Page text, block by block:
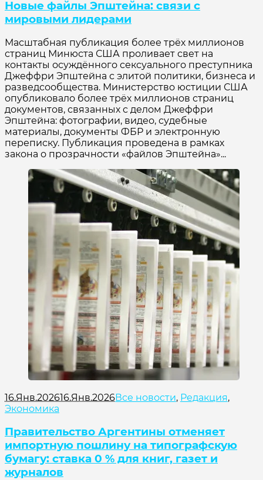
Новые файлы Эпштейна: связи с
мировыми лидерами
Масштабная публикация более трёх миллионов
страниц Минюста США проливает свет на
контакты осуждённого сексуального преступника
Джеффри Эпштейна с элитой политики, бизнеса и
разведсообщества. Министерство юстиции США
опубликовало более трёх миллионов страниц
документов, связанных с делом Джеффри
Эпштейна: фотографии, видео, судебные
материалы, документы ФБР и электронную
переписку. Публикация проведена в рамках
закона о прозрачности «файлов Эпштейна»...
16.Янв.202616.Янв.2026Все новости, Редакция,
Экономика
Правительство Аргентины отменяет
импортную пошлину на типографскую
бумагу: ставка 0 % для книг, газет и
журналов